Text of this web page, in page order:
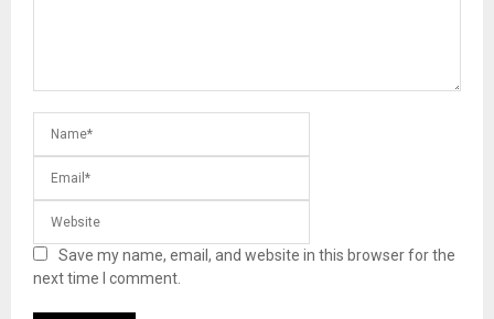
Save my name, email, and website in this browser for the
next time I comment.